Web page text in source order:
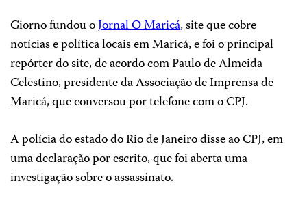
Giorno fundou oJornal O Maricá, site que cobre
notícias e política locais em Maricá, e foi o principal
repórter do site, de acordo com Paulo de Almeida
Celestino, presidente da Associação de Imprensa de
Maricá, que conversou por telefone com o CPJ.
A polícia do estado do Rio de Janeiro disse ao CPJ, em
uma declaração por escrito, que foi aberta uma
investigação sobre o assassinato.